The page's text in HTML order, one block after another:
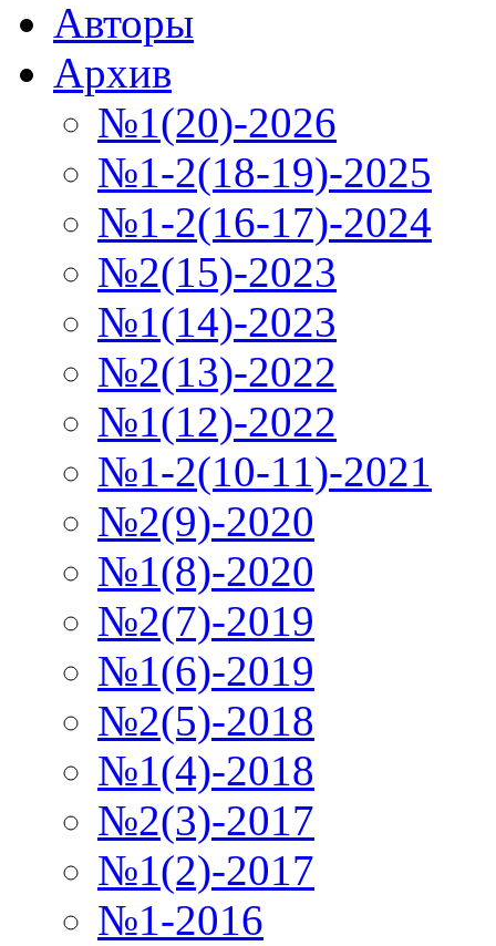
Авторы
Архив
№1(20)-2026
№1-2(18-19)-2025
№1-2(16-17)-2024
№2(15)-2023
№1(14)-2023
№2(13)-2022
№1(12)-2022
№1-2(10-11)-2021
№2(9)-2020
№1(8)-2020
№2(7)-2019
№1(6)-2019
№2(5)-2018
№1(4)-2018
№2(3)-2017
№1(2)-2017
№1-2016